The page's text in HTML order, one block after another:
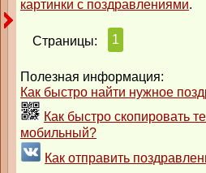
картинки с поздравлениями.
Страницы: 1
Полезная информация:
Как быстро найти нужное
Как быстро скопировать
мобильный?
Как отправить